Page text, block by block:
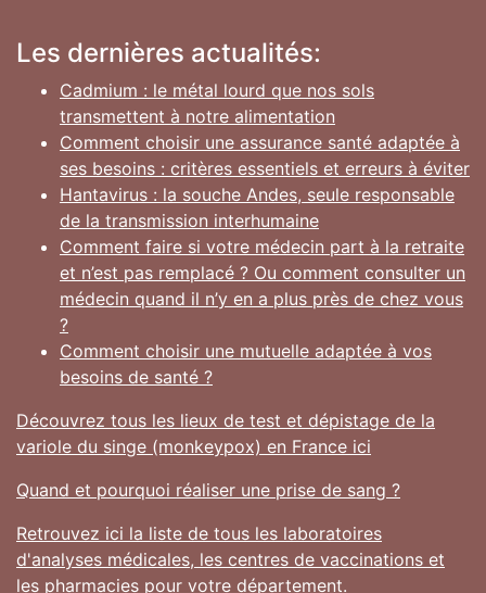
Les dernières actualités:
Cadmium : le métal lourd que nos sols
transmettent à notre alimentation
Comment choisir une assurance santé adaptée à
ses besoins : critères essentiels et erreurs à éviter
Hantavirus : la souche Andes, seule responsable
de la transmission interhumaine
Comment faire si votre médecin part à la retraite
et n’est pas remplacé ? Ou comment consulter un
médecin quand il n’y en a plus près de chez vous
?
Comment choisir une mutuelle adaptée à vos
besoins de santé ?
Découvrez tous les lieux de test et dépistage de la
variole du singe (monkeypox) en France ici
Quand et pourquoi réaliser une prise de sang ?
Retrouvez ici la liste de tous les laboratoires
d'analyses médicales, les centres de vaccinations et
les pharmacies pour votre département.